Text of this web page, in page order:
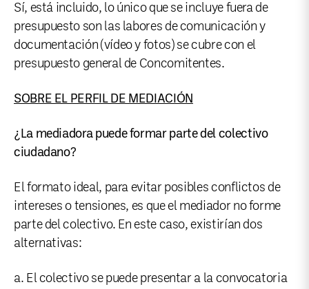
Sí, está incluido, lo único que se incluye fuera de
presupuesto son las labores de comunicación y
documentación (vídeo y fotos) se cubre con el
presupuesto general de Concomitentes.
SOBRE EL PERFIL DE MEDIACIÓN
¿La mediadora puede formar parte del colectivo
ciudadano?
El formato ideal, para evitar posibles conflictos de
intereses o tensiones, es que el mediador no forme
parte del colectivo. En este caso, existirían dos
alternativas:
a. El colectivo se puede presentar a la convocatoria